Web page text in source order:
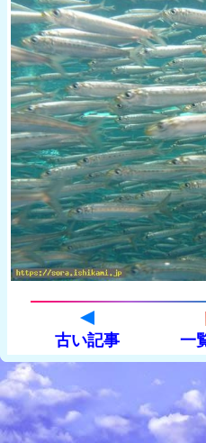
古い記事 一